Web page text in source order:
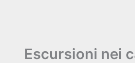
Escursioni nei